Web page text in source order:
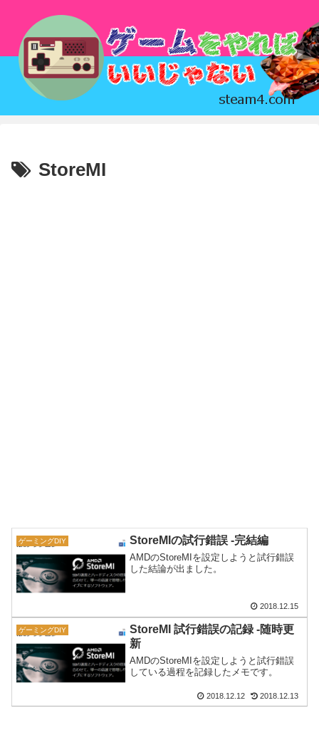
StoreMI
ゲーミングDIY StoreMIの試行錯誤 -完結編
AMDのStoreMIを設定しようと試行錯誤
した結論が出ました。
2018.12.15
ゲーミングDIY
StoreMI 試行錯誤の記録 -随時更
新
AMDのStoreMIを設定しようと試行錯誤
している過程を記録したメモです。
2018.12.12 2018.12.13